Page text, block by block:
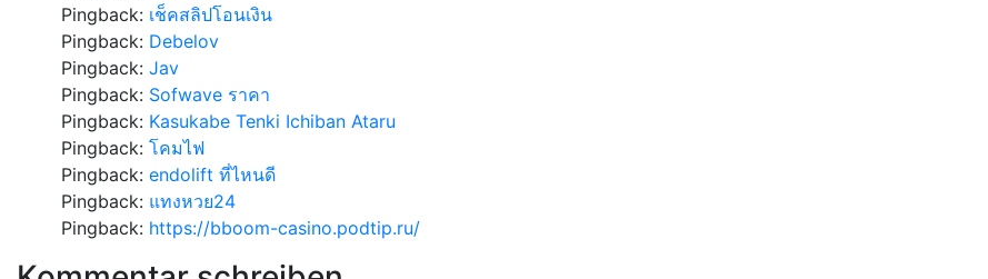
Pingback: เช็คสลิปโอนเงิน
Pingback: Debelov
Pingback: Jav
Pingback: Sofwave ราคา
Pingback: Kasukabe Tenki Ichiban Ataru
Pingback: โคมไฟ
Pingback: endolift ที่ไหนดี
Pingback: แทงหวย24
Pingback: https://bboom-casino.podtip.ru/